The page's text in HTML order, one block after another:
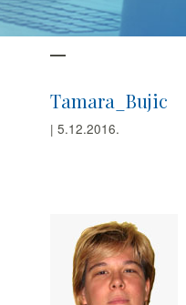
Tamara_Bujic
| 5.12.2016.